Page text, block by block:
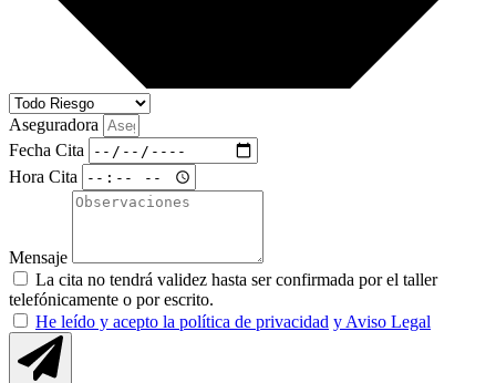
Aseguradora
Fecha Cita
Hora Cita
Mensaje
La cita no tendrá validez hasta ser confirmada por el taller
telefónicamente o por escrito.
He leído y acepto la política de privacidad y Aviso Legal